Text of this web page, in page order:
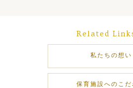
Related
私たちの想い
保育施設へのこだ